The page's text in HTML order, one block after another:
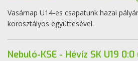
Vasárnap U14-es csapatunk hazai
korosztályos együttesével.
Nebuló-KSE - Hévíz SK U19